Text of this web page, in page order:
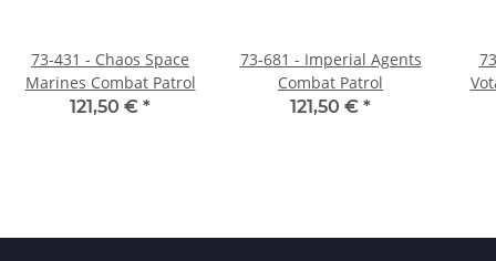
73-431 - Chaos Space
Marines Combat Patrol
121,50 € *
73-681 - Imperial Agents
Combat Patrol
121,50 € *